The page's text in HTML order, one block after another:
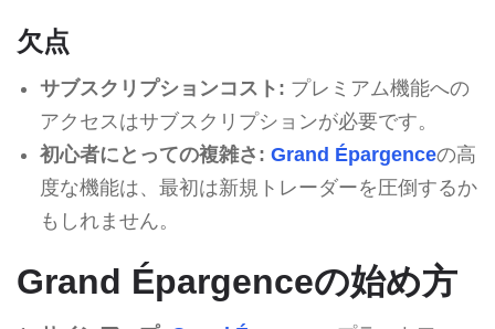
欠点
サブスクリプションコスト: プレミアム機能への
アクセスはサブスクリプションが必要です。
初心者にとっての複雑さ: Grand Épargenceの高
度な機能は、最初は新規トレーダーを圧倒するか
もしれません。
Grand Épargenceの始め方